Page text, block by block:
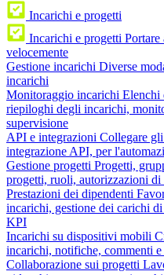
Incarichi e progetti
Incarichi e progetti
velocemente
Gestione incarichi Diverse
incarichi
Monitoraggio incarichi Elenchi
riepiloghi degli incarichi,
supervisione
API e integrazioni Collegare
integrazione API, per
Gestione progetti Progetti,
progetti, ruoli, autorizzazioni di
Prestazioni dei dipendenti
incarichi, gestione dei carichi
KPI
Incarichi su dispositivi mobili
incarichi, notifiche, commenti
Collaborazione sui progetti